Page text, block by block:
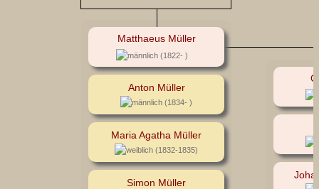
Anton Müller
(1834- )
Maria Agatha Müller
(1832-1835)
Simon Müller
Matthaeus Müller
(1822- )